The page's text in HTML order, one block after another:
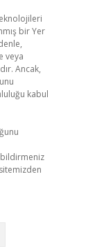
bir Yer
veya
Ancak,
kabul